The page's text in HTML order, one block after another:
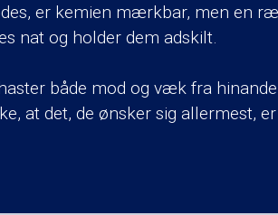
er kemien mærkbar, men en
nat og holder dem adskilt.
både mod og væk fra
at det, de ønsker sig allermest,